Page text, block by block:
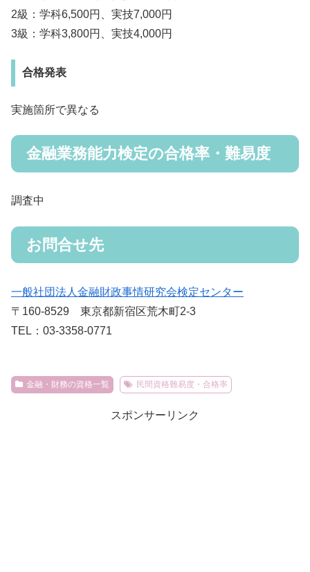
2級：学科6,500円、実技7,000円
3級：学科3,800円、実技4,000円
合格発表
実施箇所で異なる
金融業務能力検定の合格率・難易度
調査中
お問合せ先
一般社団法人金融財政事情研究会検定センター
〒160-8529 東京都新宿区荒木町2-3
TEL：03-3358-0771
金融・財務の資格一覧 民間資格難易度・合格率
スポンサーリンク